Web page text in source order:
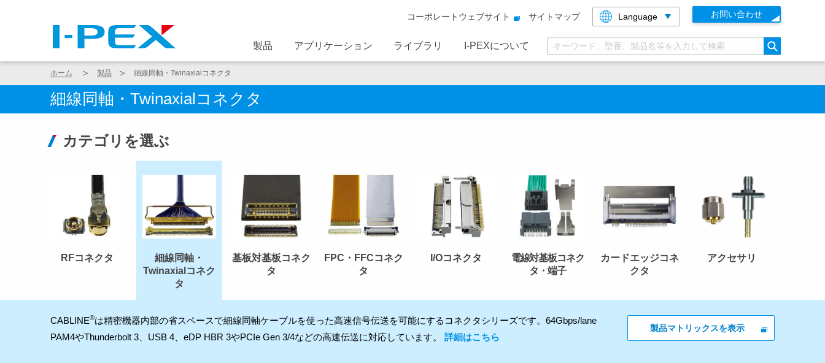
コーポレートウェブサイト サイトマップ Language お問い合わせ
製品 アプリケーション ライブラリ I-PEXについて
ホーム 製品 細線同軸・Twinaxialコネクタ
細線同軸・Twinaxialコネクタ
カテゴリを選ぶ
RFコネクタ
細線同軸・
Twinaxialコネク
タ
基板対基板コネク
タ
FPC・FFCコネク
タ
I/Oコネクタ
電線対基板コネク
タ・端子
カードエッジコネ
クタ
アクセサリ
CABLINE®は精密機器内部の省スペースで細線同軸ケーブルを使った高速信号伝送を可能にするコネクタシリーズです。64Gbps/lane
PAM4やThunderbolt 3、USB 4、eDP HBR 3やPCIe Gen 3/4などの高速伝送に対応しています。 詳細はこちら
製品マトリックスを表示